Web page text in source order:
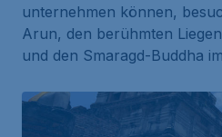
unternehmen können,
Arun, den berühmten
und den Smaragd-Buddha